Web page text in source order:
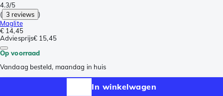
4.3/5
( 3 reviews )
Maglite
€ 14,45
Adviesprijs€ 15,45
Op voorraad
Vandaag besteld, maandag in huis
In winkelwagen